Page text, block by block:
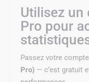
Utilisez un
Pro pour
Passez votre
Pro) — c’est gratuit